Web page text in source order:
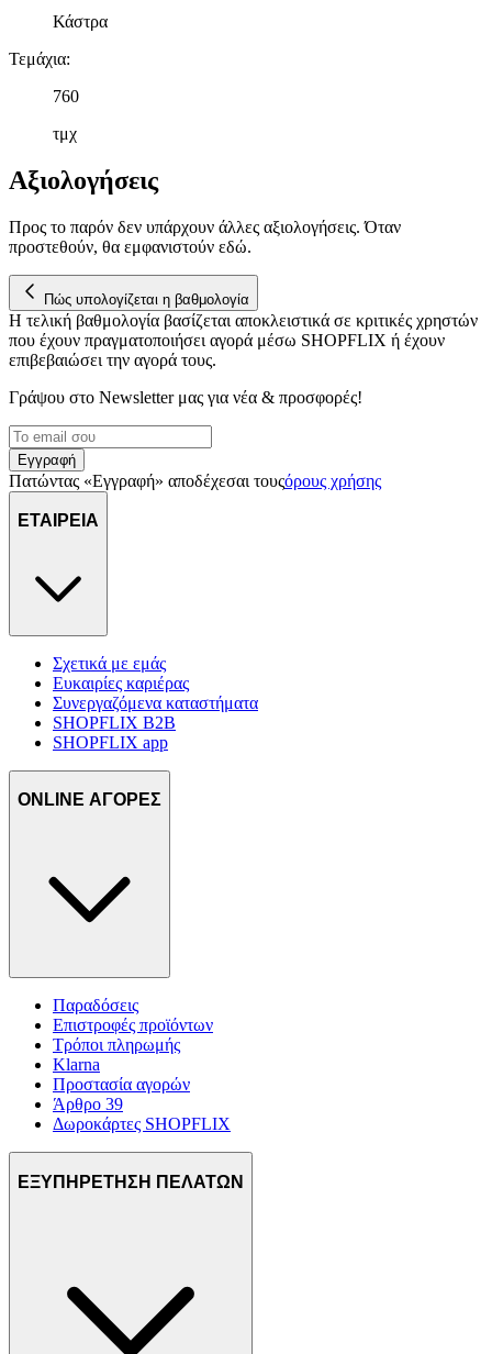
παρέχουμε λειτουργίες μέσων κοινωνικής δικτύωσης και να
αναλύουμε την κυκλοφορία μας. Εμείς και οι 1022 συνεργάτες
μας επεξεργαζόμαστε προσωπικά σας δεδομένα, π.χ. τη
διεύθυνση IP σας, χρησιμοποιώντας τεχνολογία όπως cookies
στη συσκευή σας, με σκοπό την προβολή εξατομικευμένων
διαφημίσεις και περιεχόμενο, την καλύτερη εικόνα του κοινού
πληροφορίες σχετικά με την από μέρους σας χρήση της
τοποθεσίας μας στους συνεργάτες μέσων κοινωνικής
Κάστρα
Τεμάχια:
760
τμχ
Αξιολογήσεις
Προς το παρόν δεν υπάρχουν άλλες αξιολογήσεις. Όταν
προστεθούν, θα εμφανιστούν εδώ.
Πώς υπολογίζεται η βαθμολογία
Η τελική βαθμολογία βασίζεται αποκλειστικά σε κριτικές χρηστών
που έχουν πραγματοποιήσει αγορά μέσω SHOPFLIX ή έχουν
επιβεβαιώσει την αγορά τους.
Γράψου στο Νewsletter μας για νέα & προσφορές!
Εγγραφή
Πατώντας «Εγγραφή» αποδέχεσαι τουςόρους χρήσης
ΕΤΑΙΡΕΙΑ
Σχετικά με εμάς
Ευκαιρίες καριέρας
Συνεργαζόμενα καταστήματα
SHOPFLIX B2B
SHOPFLIX app
ONLINE ΑΓΟΡΕΣ
Παραδόσεις
Επιστροφές προϊόντων
Τρόποι πληρωμής
Klarna
Προστασία αγορών
Άρθρο 39
Δωροκάρτες SHOPFLIX
ΕΞΥΠΗΡΕΤΗΣΗ ΠΕΛΑΤΩΝ